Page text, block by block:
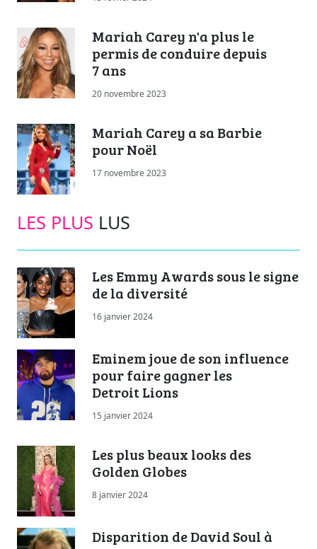
Mariah Carey n'a plus le
permis de conduire depuis
7 ans
20 novembre 2023
Mariah Carey a sa Barbie
pour Noël
17 novembre 2023
LES PLUS LUS
Les Emmy Awards sous le signe
de la diversité
16 janvier 2024
Eminem joue de son influence
pour faire gagner les
Detroit Lions
15 janvier 2024
Les plus beaux looks des
Golden Globes
8 janvier 2024
Disparition de David Soul à